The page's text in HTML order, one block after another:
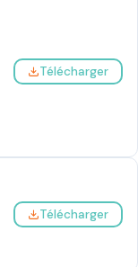
Télécharger
Télécharger